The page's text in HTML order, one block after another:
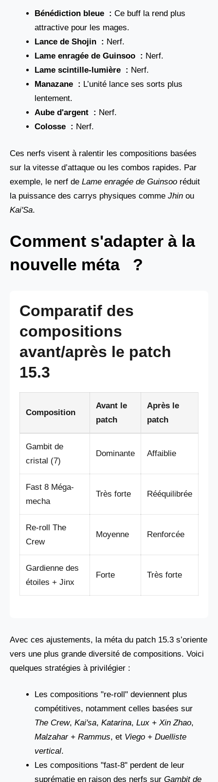
Bénédiction bleue : Ce buff la rend plus
attractive pour les mages.
Lance de Shojin : Nerf.
Lame enragée de Guinsoo : Nerf.
Lame scintille-lumière : Nerf.
Manazane : L’unité lance ses sorts plus
lentement.
Aube d'argent : Nerf.
Colosse : Nerf.
Ces nerfs visent à ralentir les compositions basées
sur la vitesse d’attaque ou les combos rapides. Par
exemple, le nerf de Lame enragée de Guinsoo réduit
la puissance des carrys physiques comme Jhin ou
Kai'Sa.
Comment s'adapter à la
nouvelle méta ?
Comparatif des
compositions
avant/après le patch
15.3
Composition
Avant le
patch
Après le
patch
Gambit de
cristal (7)
Dominante Affaiblie
Fast 8 Méga-
mecha
Très forte Rééquilibrée
Re-roll The
Crew
Moyenne Renforcée
Gardienne des
étoiles + Jinx
Forte Très forte
Avec ces ajustements, la méta du patch 15.3 s’oriente
vers une plus grande diversité de compositions. Voici
quelques stratégies à privilégier :
Les compositions "re-roll" deviennent plus
compétitives, notamment celles basées sur
The Crew, Kai'sa, Katarina, Lux + Xin Zhao,
Malzahar + Rammus, et Viego + Duelliste
vertical.
Les compositions "fast-8" perdent de leur
suprématie en raison des nerfs sur Gambit de